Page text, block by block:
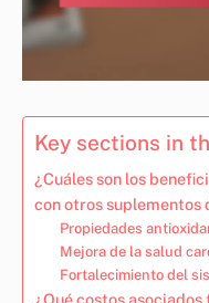
Key sections in
¿Cuáles son los
con otros suplementos
Propiedades
Mejora de la salud
Fortalecimiento del
¿Qué costos